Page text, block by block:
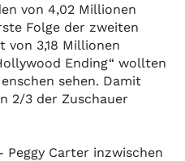
von 4,02 Millionen
Folge der zweiten
von 3,18 Millionen
Ending“ wollten
sehen. Damit
2/3 der Zuschauer
Peggy Carter inzwischen